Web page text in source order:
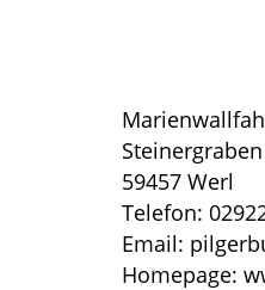
59457 Werl
Telefon:
Email:
Homepage: